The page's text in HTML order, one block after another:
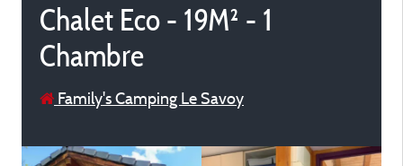
Chalet Eco - 19M² - 1
Chambre
Family's Camping Le Savoy